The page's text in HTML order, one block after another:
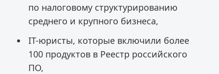
по налоговому структурированию
среднего и крупного бизнеса,
IT-юристы, которые включили более
100 продуктов в Реестр российского
ПО,